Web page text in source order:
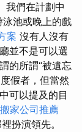
我們在計劃中
池或晚上的戲
案 沒有人沒有
並不是可以選
的所謂“被遺忘
假者，但當然
可以提及的目
家公司推薦
扮演領先。